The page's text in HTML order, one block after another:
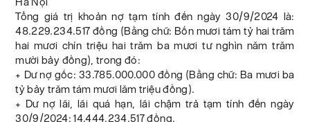
Tổng giá trị khoản nợ tạm tính đến ngày 30/9/2024 là:
48.229.234.517 đồng (Bằng chữ: Bốn mươi tám tỷ hai trăm
hai mươi chín triệu hai trăm ba mươi tư nghìn năm trăm
mười bảy đồng), trong đó:
+ Dư nợ gốc: 33.785.000.000 đồng (Bằng chữ: Ba mươi ba
tỷ bảy trăm tám mươi lăm triệu đồng).
+ Dư nợ lãi, lãi quá hạn, lãi chậm trả tạm tính đến ngày
30/9/2024: 14.444.234.517 đồng.